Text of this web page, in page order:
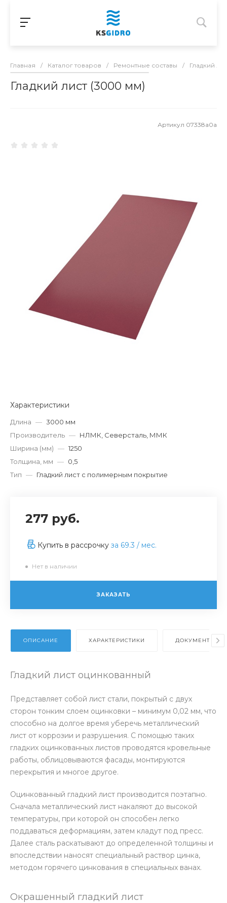
Главная / Каталог товаров / Ремонтные составы / Гладкий
Гладкий лист (3000 мм)
Артикул 07338a0a
Характеристики
Длина — 3000 мм
Производитель — НЛМК, Северсталь, ММК
Ширина (мм) — 1250
Толщина, мм — 0,5
Тип — Гладкий лист с полимерным покрытие
277 руб.
Купить в рассрочку за 69.3 / мес.
Нет в наличии
ЗАКАЗАТЬ
ОПИСАНИЕ ХАРАКТЕРИСТИКИ ДОКУМЕНТЫ
Гладкий лист оцинкованный
Представляет собой лист стали, покрытый с двух
сторон тонким слоем оцинковки – минимум 0,02 мм, что
способно на долгое время уберечь металлический
лист от коррозии и разрушения. С помощью таких
гладких оцинкованных листов проводятся кровельные
работы, облицовываются фасады, монтируются
перекрытия и многое другое.
Оцинкованный гладкий лист производится поэтапно.
Сначала металлический лист накаляют до высокой
температуры, при которой он способен легко
поддаваться деформациям, затем кладут под пресс.
Далее сталь раскатывают до определенной толщины и
впоследствии наносят специальный раствор цинка,
методом горячего цинкования в специальных ванах.
Окрашенный гладкий лист